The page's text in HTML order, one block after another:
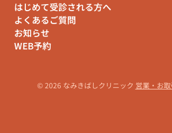
はじめて受診される方へ
よくあるご質問
お知らせ
WEB予約
© 2026 なみきばしクリニック 営業・お